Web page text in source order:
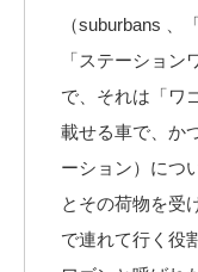
（suburbans 、
「ステーショ
で、それは「ワ
載せる車で、か
ーション）につ
とその荷物を受
で連れて行く役